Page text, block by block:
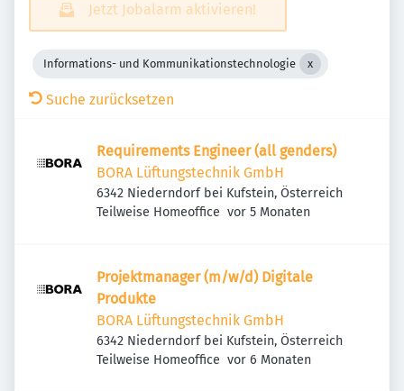
Jetzt Jobalarm aktivieren!
Informations- und Kommunikationstechnologie
Suche zurücksetzen
Requirements Engineer (all genders)
BORA Lüftungstechnik GmbH
6342 Niederndorf bei Kufstein, Österreich
Teilweise Homeoffice Veröffentlicht:
vor 5 Monaten
Projektmanager (m/w/d) Digitale
Produkte
BORA Lüftungstechnik GmbH
6342 Niederndorf bei Kufstein, Österreich
Teilweise Homeoffice Veröffentlicht:
vor 6 Monaten